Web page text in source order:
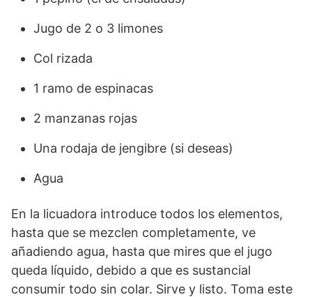
Jugo de 2 o 3 limones
Col rizada
1 ramo de espinacas
2 manzanas rojas
Una rodaja de jengibre (si deseas)
Agua
En la licuadora introduce todos los elementos,
hasta que se mezclen completamente, ve
añadiendo agua, hasta que mires que el jugo
queda líquido, debido a que es sustancial
consumir todo sin colar. Sirve y listo. Toma este